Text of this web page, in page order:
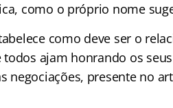
como o próprio nome
como deve ser o
ajam honrando os
negociações, presente no